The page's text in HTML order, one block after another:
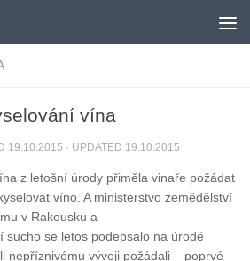
vína
19.10.2015 · UPDATED 19.10.2015
z letošní úrody přiměla vinaře požádat
víno. A ministerstvo zemědělství
v Rakousku a
sucho se letos podepsalo na úrodě
nepříznivému vývoji požádali – poprvé